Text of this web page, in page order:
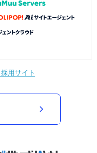
採用サイト